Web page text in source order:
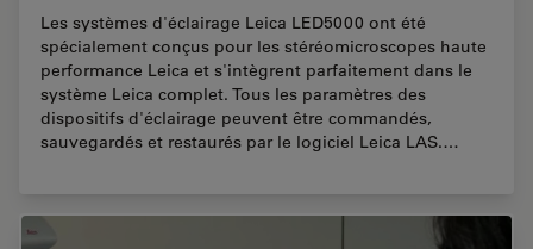
Les systèmes d'éclairage Leica LED5000 ont été
spécialement conçus pour les stéréomicroscopes haute
performance Leica et s'intègrent parfaitement dans le
système Leica complet. Tous les paramètres des
dispositifs d'éclairage peuvent être commandés,
sauvegardés et restaurés par le logiciel Leica LAS.…